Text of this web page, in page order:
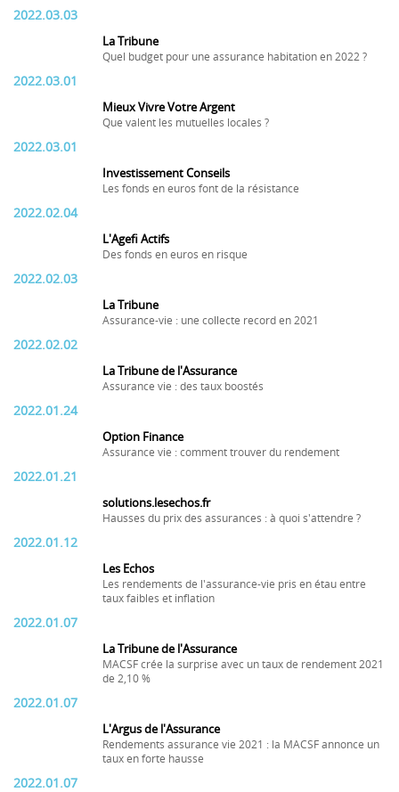
2022.03.03
La Tribune
Quel budget pour une assurance habitation en 2022 ?
2022.03.01
Mieux Vivre Votre Argent
Que valent les mutuelles locales ?
2022.03.01
Investissement Conseils
Les fonds en euros font de la résistance
2022.02.04
L'Agefi Actifs
Des fonds en euros en risque
2022.02.03
La Tribune
Assurance-vie : une collecte record en 2021
2022.02.02
La Tribune de l'Assurance
Assurance vie : des taux boostés
2022.01.24
Option Finance
Assurance vie : comment trouver du rendement
2022.01.21
solutions.lesechos.fr
Hausses du prix des assurances : à quoi s'attendre ?
2022.01.12
Les Echos
Les rendements de l'assurance-vie pris en étau entre
taux faibles et inflation
2022.01.07
La Tribune de l'Assurance
MACSF crée la surprise avec un taux de rendement 2021
de 2,10 %
2022.01.07
L'Argus de l'Assurance
Rendements assurance vie 2021 : la MACSF annonce un
taux en forte hausse
2022.01.07